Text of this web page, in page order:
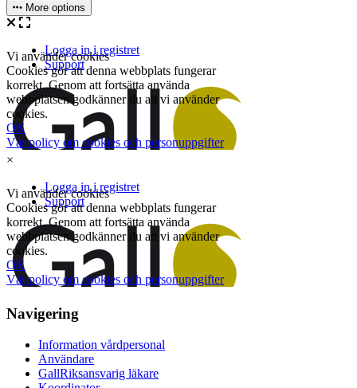
More options
×
Navigering
Information vårdpersonal
Användare
GallRiksansvarig läkare